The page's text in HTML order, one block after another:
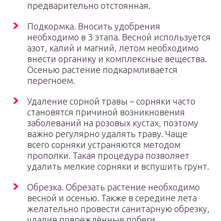
предварительно отстоянная.
Подкормка. Вносить удобрения
необходимо в 3 этапа. Весной используется
азот, калий и магний, летом необходимо
внести органику и комплексные вещества.
Осенью растение подкармливается
перегноем.
Удаление сорной травы – сорняки часто
становятся причиной возникновения
заболеваний на розовых кустах, поэтому
важно регулярно удалять траву. Чаще
всего сорняки устраняются методом
прополки. Такая процедура позволяет
удалить мелкие сорняки и вспушить грунт.
Обрезка. Обрезать растение необходимо
весной и осенью. Также в середине лета
желательно провести санитарную обрезку,